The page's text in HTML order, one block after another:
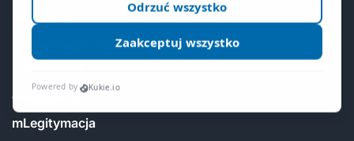
Biblioteka
Informacje i regulamin
e-legitymacja
mLegitymacja